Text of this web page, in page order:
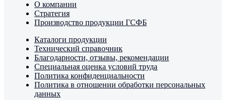
О компании
Стратегия
Производство продукции ГСФБ
Каталоги продукции
Технический справочник
Благодарности, отзывы, рекомендации
Специальная оценка условий труда
Политика конфиденциальности
Политика в отношении обработки персональных
данных